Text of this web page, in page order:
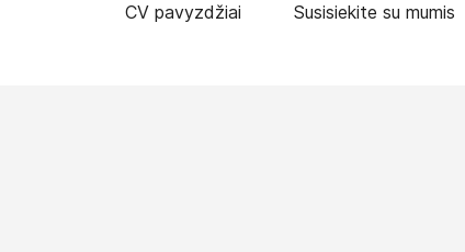
CV pavyzdžiai Susisiekite su mumis